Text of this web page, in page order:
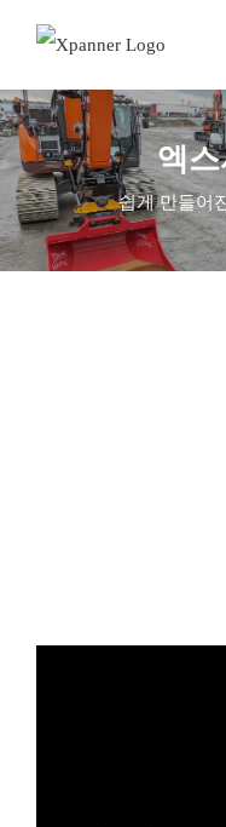
content
엑스
쉽게 만들어